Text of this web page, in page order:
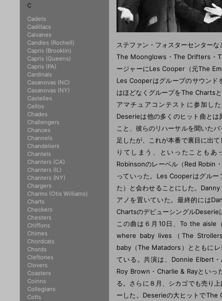
ステファン・フォスターセンター
The Moonglows・The Drifters・
ージャーにLes Cooper（元The
Les Cooperはグループのサウンド
はほどなくグループをThe Charts
アマチュアコンテストに参加し
Deserieは他の多くのヒット曲と
こと、彼らのリハーサルを聞いた
足したが、これが本番で裏目に出
りてしまう、といったこともあ
Robinsonのレーベル（Red Robin
っていった。Les Cooperはグル
た）と会わせることにした。
アノを置いていた。最終的には
ChartsのデビューシングルDeserie
この曲は６月10日、To the aisle
where baby lives（The
baby（The Matadors）とともに
ている。共演は、Donnie Elbert
Roy Brown・Charlie & Rayといっ
る。さらに８月、シカゴでも売り
ーした。Deserieの大ヒットで
C
Cadets
Cadillacs
Calvanes
Candles (Rochell)
Capris (Brooklin)
Capris (Queens)
Capris (PA)
Cardinals
Casanovas (NC)
Casanovas (NY)
Castelles
Cellos
Chades
Challengers
Chances
Channels
Chandeliers
Chantels
Chanters (CA)
Chanters (IL)
Chanters (NY)
Chargers
Charms (Otis Williams)
Charts
Checkers
Chesters
Chiffons
Chimes
Chordcats
Chords
Cleftones
Clovers
Coasters
Coinns
Collegians
Colts